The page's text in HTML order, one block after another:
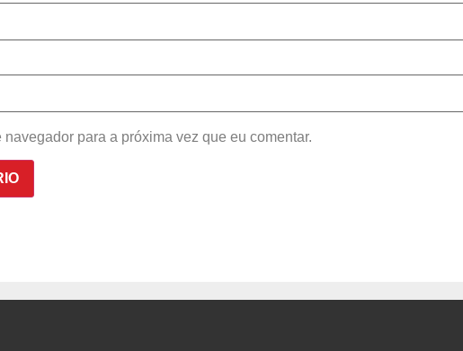
para a próxima vez que eu comentar.